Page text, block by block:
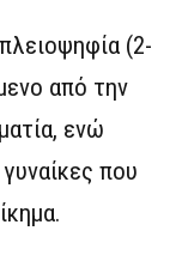
(2-
από την
ενώ
που